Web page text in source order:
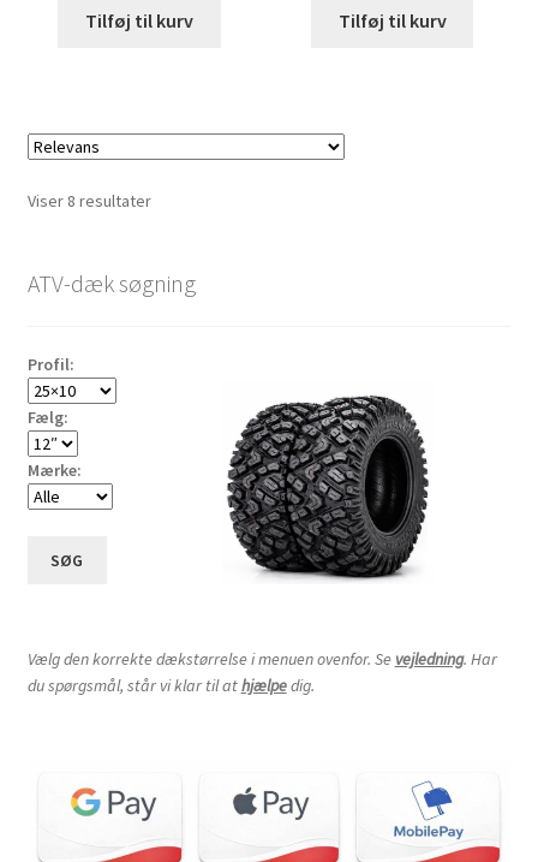
Tilføj til kurv Tilføj til kurv
Viser 8 resultaterSorteret
lav
ATV-dæk søgning
Profil:
Fælg:
Mærke:
SØG
Vælg den korrekte dækstørrelse i menuen ovenfor. Se vejledning. Har
du spørgsmål, står vi klar til athjælpedig.